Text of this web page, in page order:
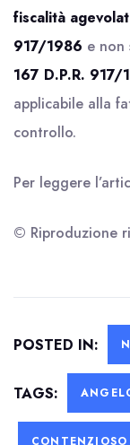
fiscalità
917/1986 e non
167 D.P.R. 917/
applicabile alla
controllo.
Per leggere
© Riproduzione
POSTED IN:
TAGS: